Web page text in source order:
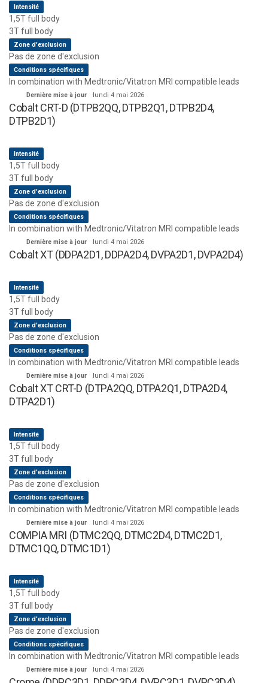
Intensité
1,5T full body
3T full body
Zone d'exclusion
Pas de zone d'exclusion
Conditions spécifiques
In combination with Medtronic/Vitatron MRI compatible leads
Dernière mise à jour lundi 4 mai 2026
Cobalt CRT-D (DTPB2QQ, DTPB2Q1, DTPB2D4,
DTPB2D1)
Intensité
1,5T full body
3T full body
Zone d'exclusion
Pas de zone d'exclusion
Conditions spécifiques
In combination with Medtronic/Vitatron MRI compatible leads
Dernière mise à jour lundi 4 mai 2026
Cobalt XT (DDPA2D1, DDPA2D4, DVPA2D1, DVPA2D4)
Intensité
1,5T full body
3T full body
Zone d'exclusion
Pas de zone d'exclusion
Conditions spécifiques
In combination with Medtronic/Vitatron MRI compatible leads
Dernière mise à jour lundi 4 mai 2026
Cobalt XT CRT-D (DTPA2QQ, DTPA2Q1, DTPA2D4,
DTPA2D1)
Intensité
1,5T full body
3T full body
Zone d'exclusion
Pas de zone d'exclusion
Conditions spécifiques
In combination with Medtronic/Vitatron MRI compatible leads
Dernière mise à jour lundi 4 mai 2026
COMPIA MRI (DTMC2QQ, DTMC2D4, DTMC2D1,
DTMC1QQ, DTMC1D1)
Intensité
1,5T full body
3T full body
Zone d'exclusion
Pas de zone d'exclusion
Conditions spécifiques
In combination with Medtronic/Vitatron MRI compatible leads
Dernière mise à jour lundi 4 mai 2026